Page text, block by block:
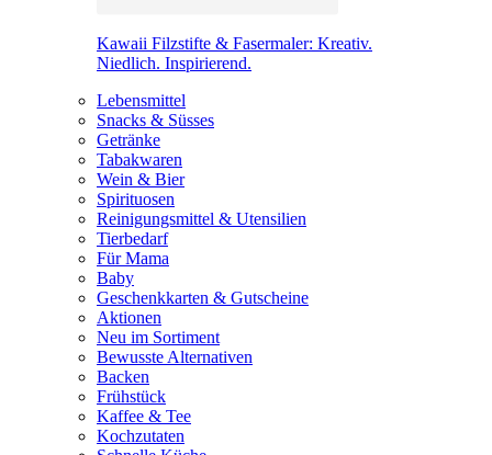
Kawaii Filzstifte & Fasermaler: Kreativ.
Niedlich. Inspirierend.
Lebensmittel
Snacks & Süsses
Getränke
Tabakwaren
Wein & Bier
Spirituosen
Reinigungsmittel & Utensilien
Tierbedarf
Für Mama
Baby
Geschenkkarten & Gutscheine
Aktionen
Neu im Sortiment
Bewusste Alternativen
Backen
Frühstück
Kaffee & Tee
Kochzutaten